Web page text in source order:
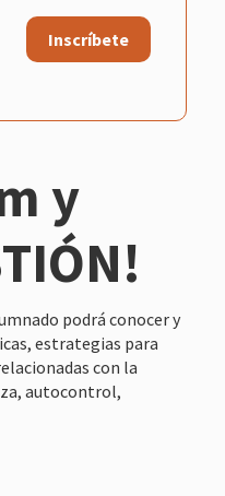
Inscríbete
y
podrá conocer y
estrategias para
con la
autocontrol,